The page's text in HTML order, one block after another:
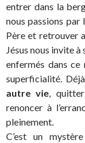
entrer dans la
nous passions par
Père et retrouver
Jésus nous invite
enfermés dans ce
superficialité.
autre vie,
renoncer à
pleinement.
C’est un